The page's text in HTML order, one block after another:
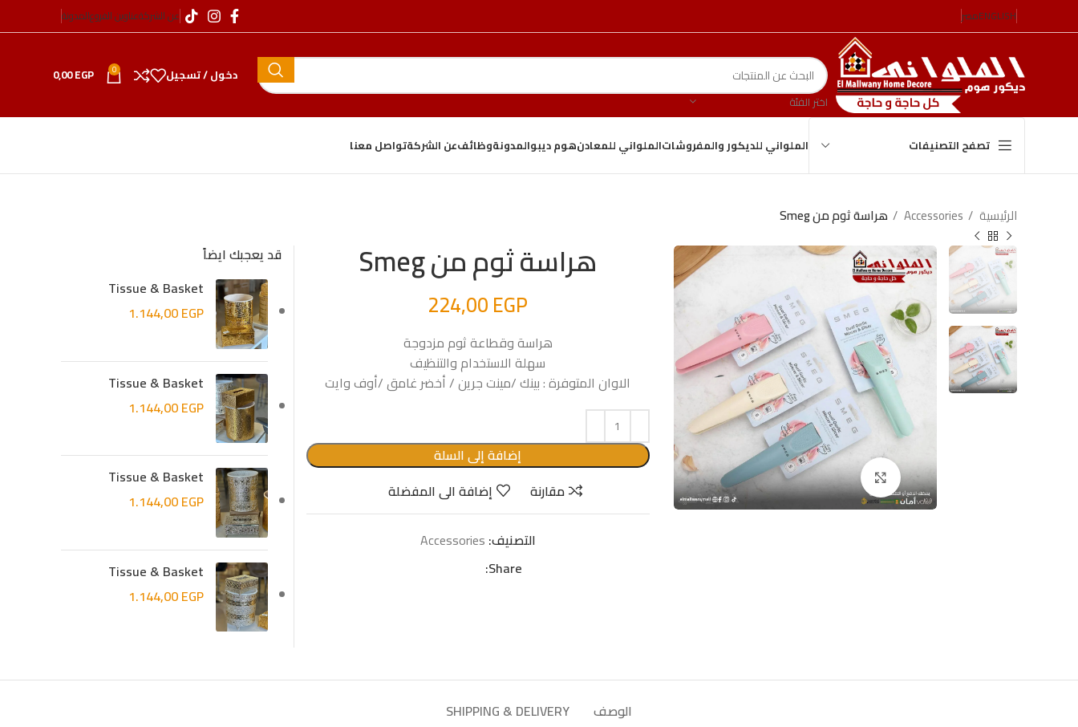
ENGLISHمصر عن الشركةعناوين الفروعالمدونة
اختر الفئة
دخول / تسجيل 0
0,00EGP
تصفح التصنيفات الملواني للديكور والمفروشاتالملواني للمعادنهوم ديبوالمدونةوظائفعن الشركةتواصل معنا
الرئيسية Accessories هراسة ثوم من Smeg
اضغط للتكبير
هراسة ثوم من Smeg
224,00EGP
هراسة وقطاعة ثوم مزدوجة
سهلة الاستخدام والتنظيف
الاوان المتوفرة : بينك /مينت جرين / أخضر غامق /أوف وايت
إضافة إلى السلة
مقارنة
إضافة الى المفضلة
التصنيف: Accessories
Share:
قد يعجبك ايضاً
Tissue & Basket
1.144,00EGP
Tissue & Basket
1.144,00EGP
Tissue & Basket
1.144,00EGP
Tissue & Basket
1.144,00EGP
الوصف SHIPPING & DELIVERY